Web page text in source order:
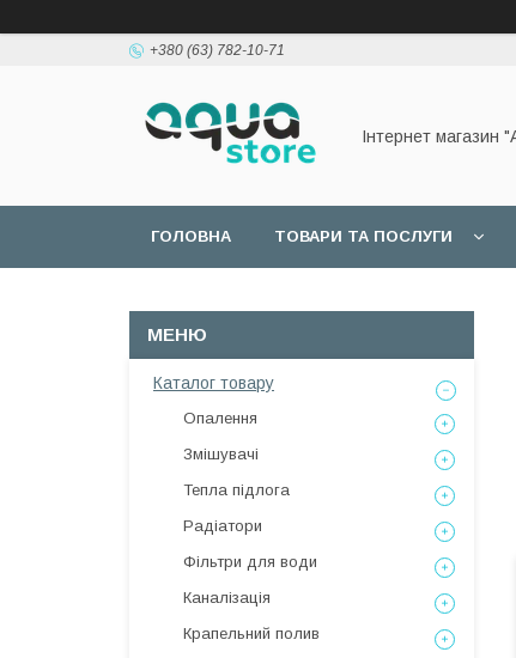
+380 (63) 782-10-71
Інтернет магазин
ГОЛОВНА ТОВАРИ ТА ПОСЛУГИ
Каталог товару
Опалення
Змішувачі
Тепла підлога
Радіатори
Фільтри для води
Каналізація
Крапельний полив